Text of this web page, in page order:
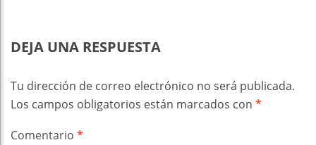
DEJA UNA RESPUESTA
Tu dirección de correo electrónico no será publicada.
Los campos obligatorios están marcados con *
Comentario *